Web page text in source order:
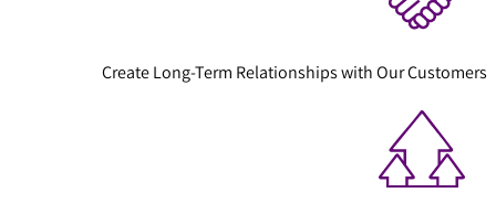
Create Long-Term Relationships with Our Customers